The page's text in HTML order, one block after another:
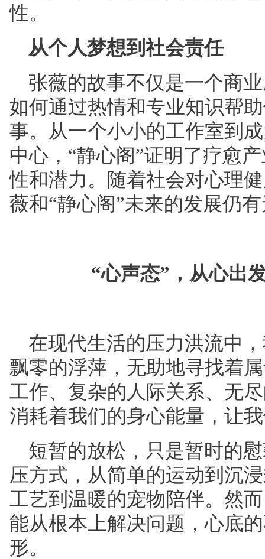
性。
从个人梦想到社会责任
张薇的故事不仅是一个商
如何通过热情和专业知识帮
事。从一个小小的工作室到
中心，“静心阁”证明了疗愈
性和潜力。随着社会对心理
薇和“静心阁”未来的发展仍
“心声态”，从心出
在现代生活的压力洪流中
飘零的浮萍，无助地寻找着
工作、复杂的人际关系、无
消耗着我们的身心能量，让
短暂的放松，只是暂时的
压方式，从简单的运动到沉
工艺到温暖的宠物陪伴。然
能从根本上解决问题，心底
形。